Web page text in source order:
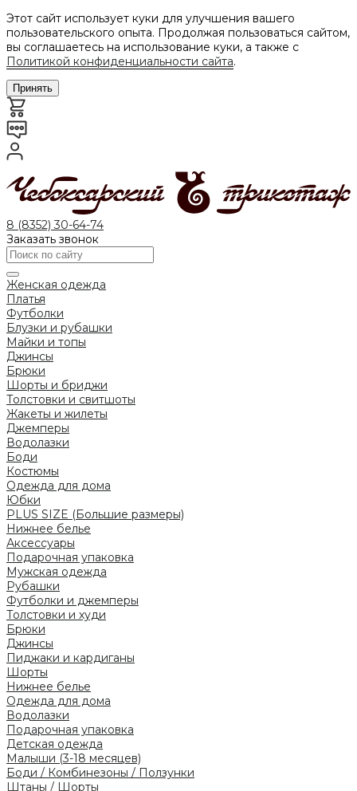
Этот сайт использует куки для улучшения вашего
пользовательского опыта. Продолжая пользоваться сайтом,
вы соглашаетесь на использование куки, а также с
Политикой конфиденциальности сайта.
Принять
8 (8352) 30-64-74
Заказать звонок
Женская одежда
Платья
Футболки
Блузки и рубашки
Майки и топы
Джинсы
Брюки
Шорты и бриджи
Толстовки и свитшоты
Жакеты и жилеты
Джемперы
Водолазки
Боди
Костюмы
Одежда для дома
Юбки
PLUS SIZE (Большие размеры)
Нижнее белье
Аксессуары
Подарочная упаковка
Мужская одежда
Рубашки
Футболки и джемперы
Толстовки и худи
Брюки
Джинсы
Пиджаки и кардиганы
Шорты
Нижнее белье
Одежда для дома
Водолазки
Подарочная упаковка
Детская одежда
Малыши (3-18 месяцев)
Боди / Комбинезоны / Ползунки
Штаны / Шорты